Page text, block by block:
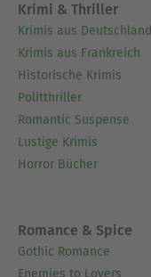
Krimi & Thriller
Krimis aus Deutschland
Krimis aus Frankreich
Historische Krimis
Politthriller
Romantic Suspense
Lustige Krimis
Horror Bücher
Romance & Spice
Gothic Romance
Enemies to Lovers